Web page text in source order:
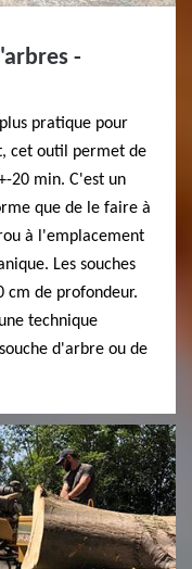
-
pratique pour
cet outil permet de
20 min. C'est un
que de le faire à
à l'emplacement
Les souches
cm de profondeur.
technique
d'arbre ou de